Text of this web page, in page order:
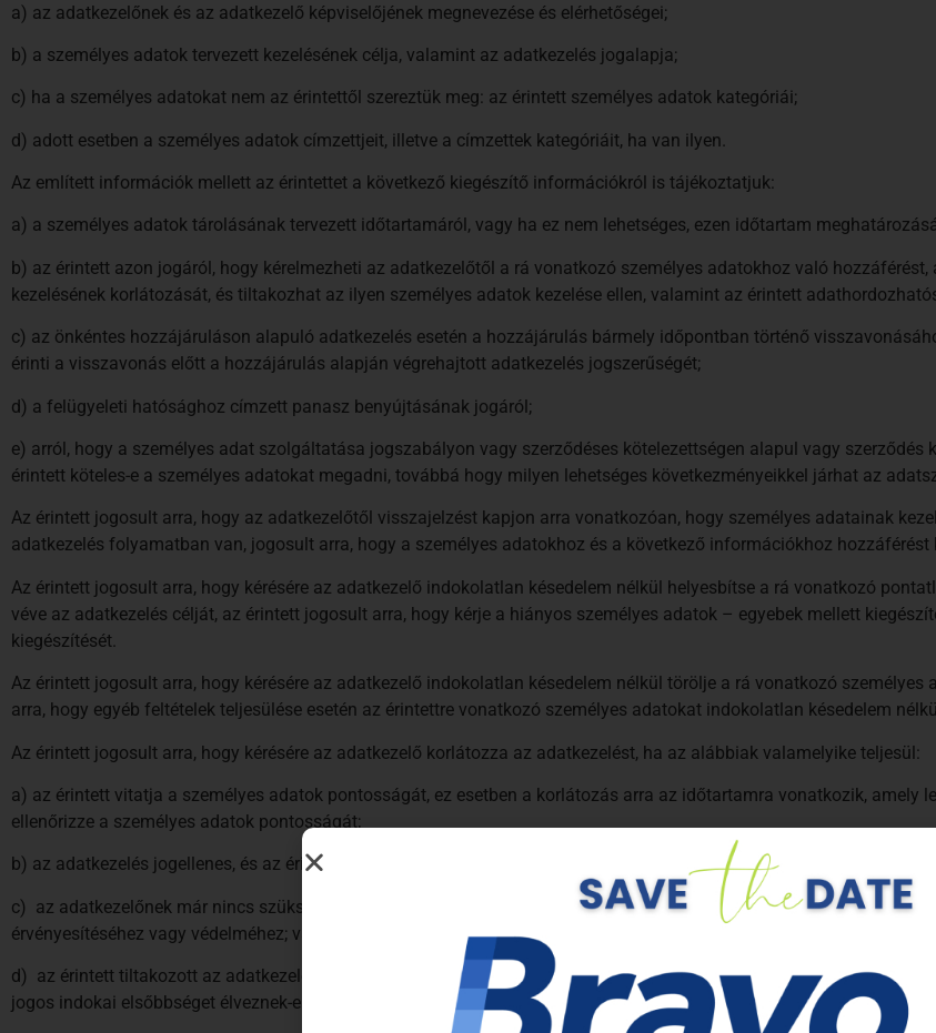
a) az adatkezelőnek és az adatkezelő képviselőjének megnevezése és elérhetőségei;
b) a személyes adatok tervezett kezelésének célja, valamint az adatkezelés jogalapja;
c) ha a személyes adatokat nem az érintettől szereztük meg: az érintett személyes adatok kategóriái;
d) adott esetben a személyes adatok címzettjeit, illetve a címzettek kategóriáit, ha van ilyen.
Az említett információk mellett az érintettet a következő kiegészítő információkról is tájékoztatjuk:
a) a személyes adatok tárolásának tervezett időtartamáról, vagy ha ez nem lehetséges, ezen időtartam
b) az érintett azon jogáról, hogy kérelmezheti az adatkezelőtől a rá vonatkozó személyes adatokhoz való hozzáférést,
kezelésének korlátozását, és tiltakozhat az ilyen személyes adatok kezelése ellen, valamint az érintett
c) az önkéntes hozzájáruláson alapuló adatkezelés esetén a hozzájárulás bármely időpontban történő
érinti a visszavonás előtt a hozzájárulás alapján végrehajtott adatkezelés jogszerűségét;
d) a felügyeleti hatósághoz címzett panasz benyújtásának jogáról;
e) arról, hogy a személyes adat szolgáltatása jogszabályon vagy szerződéses kötelezettségen alapul vagy szerződés
érintett köteles-e a személyes adatokat megadni, továbbá hogy milyen lehetséges következményeikkel járhat az
Az érintett jogosult arra, hogy az adatkezelőtől visszajelzést kapjon arra vonatkozóan, hogy személyes adatainak
adatkezelés folyamatban van, jogosult arra, hogy a személyes adatokhoz és a következő információkhoz hozzáférést
Az érintett jogosult arra, hogy kérésére az adatkezelő indokolatlan késedelem nélkül helyesbítse a rá vonatkozó
véve az adatkezelés célját, az érintett jogosult arra, hogy kérje a hiányos személyes adatok – egyebek mellett
kiegészítését.
Az érintett jogosult arra, hogy kérésére az adatkezelő indokolatlan késedelem nélkül törölje a rá vonatkozó személyes
arra, hogy egyéb feltételek teljesülése esetén az érintettre vonatkozó személyes adatokat indokolatlan késedelem
Az érintett jogosult arra, hogy kérésére az adatkezelő korlátozza az adatkezelést, ha az alábbiak valamelyike teljesül:
a) az érintett vitatja a személyes adatok pontosságát, ez esetben a korlátozás arra az időtartamra vonatkozik, amely
ellenőrizze a személyes adatok pontosságát;
b) az adatkezelés jogellenes, és az érintett ellenzi az adatok törlését, és ehelyett kéri azok felhasználásának
c) az adatkezelőnek már nincs szüksége a személyes adatokra adatkezelés céljából, de az érintett igényli azokat jogi
érvényesítéséhez vagy védelméhez; vagy
d) az érintett tiltakozott az adatkezelés ellen; ez esetben a korlátozás arra az időtartamra vonatkozik, amíg
jogos indokai elsőbbséget élveznek-e az érintett jogos indokaival szemben.